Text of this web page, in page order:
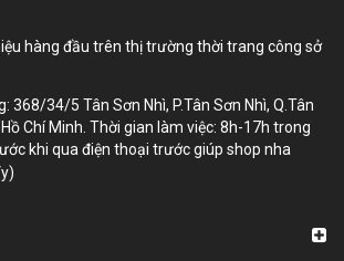
hàng đầu trên thị trường thời trang công sở
368/34/5 Tân Sơn Nhì, P.Tân Sơn Nhì, Q.Tân
Chí Minh. Thời gian làm việc: 8h-17h trong
khi qua điện thoại trước giúp shop nha